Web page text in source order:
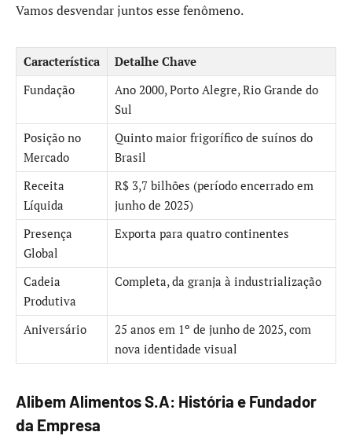
Vamos desvendar juntos esse fenômeno.
Característica
Detalhe Chave
Fundação
Ano 2000, Porto Alegre, Rio Grande do
Sul
Posição no
Mercado
Quinto maior frigorífico de suínos do
Brasil
Receita
Líquida
R$ 3,7 bilhões (período encerrado em
junho de 2025)
Presença
Global
Exporta para quatro continentes
Cadeia
Produtiva
Completa, da granja à industrialização
Aniversário
25 anos em 1º de junho de 2025, com
nova identidade visual
Alibem Alimentos S.A: História e Fundador
da Empresa